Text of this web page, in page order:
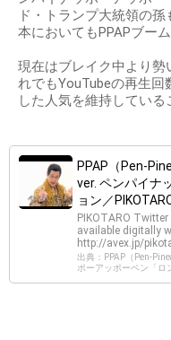
ド・トランプ大統領の
本においてもPPAPブー
現在はブレイク中より
れでもYouTubeの再生
した人気を維持している
PPAP（Pen-
ver. ペンパイナ
ョン／
PIKOTARO
available digitally
http://avex.jp/
出典：PPAP（Pen-
ポーアッポーペン「ロ